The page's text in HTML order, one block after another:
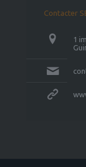
Contacter
1